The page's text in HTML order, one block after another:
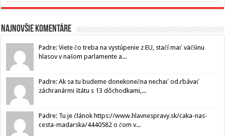
Najnovšie komentáre
Padre: Viete čo treba na vystúpenie z EU, stačí mať väčšinu
hlasov v našom parlamente a...
Padre: Ak sa tu budeme donekonečna nechať od.rbávať
záchranármi štátu s 13 dôchodkami,...
Padre: Tu je článok https://www.hlavnespravy.sk/caka-nas-
cesta-madarska/4440582 o čom v...